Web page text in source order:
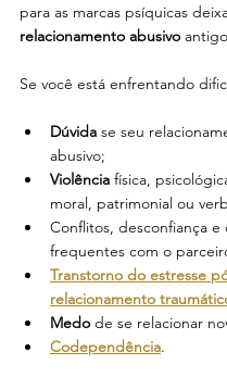
para as marcas psíquicas
relacionamento abusivo
Se você está enfrentando
Dúvida se seu
abusivo;
Violência física,
moral, patrimonial ou
Conflitos, desconfiança e
frequentes com o
Transtorno do estresse
relacionamento
Medo de se relacionar
Codependência.